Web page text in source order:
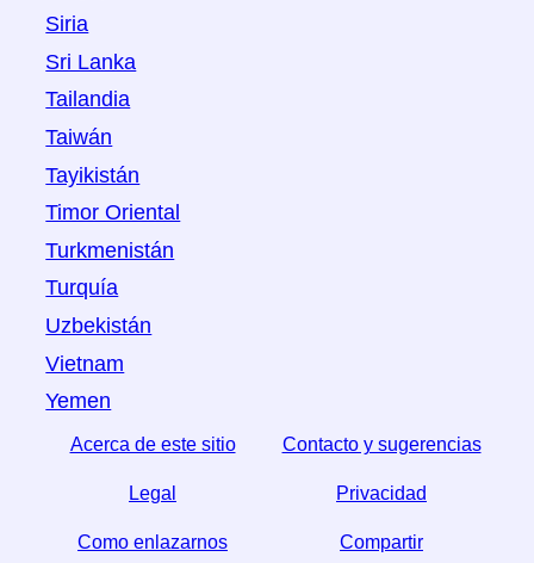
Siria
Sri Lanka
Tailandia
Taiwán
Tayikistán
Timor Oriental
Turkmenistán
Turquía
Uzbekistán
Vietnam
Yemen
Acerca de este sitio Contacto y sugerencias
Legal Privacidad
Como enlazarnos Compartir